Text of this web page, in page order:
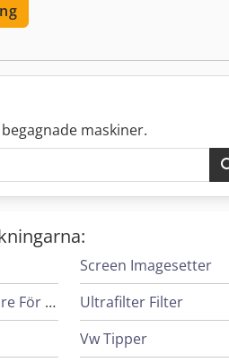
maskiner.
Leif & Lorentz Spridare För Lim
Screen Imagesetter
Ultrafilter Filter
Vw Tipper